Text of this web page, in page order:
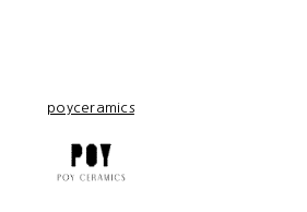
poyceramics